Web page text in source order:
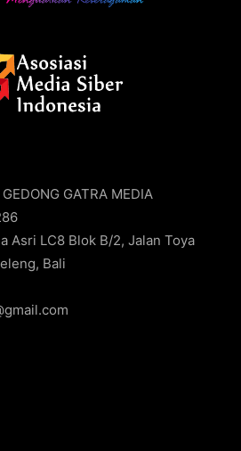
GATRA MEDIA
Asri LC8 Blok B/2, Jalan Toya
Bali